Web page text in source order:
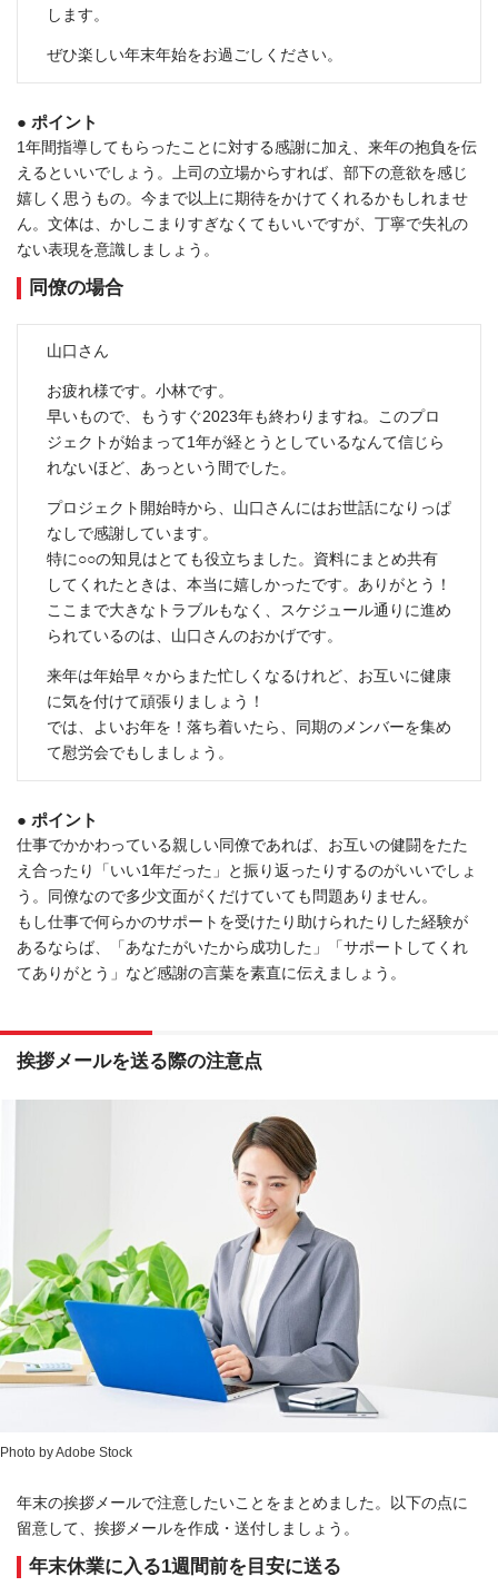
します。
ぜひ楽しい年末年始をお過ごしください。
● ポイント
1年間指導してもらったことに対する感謝に加え、来年の抱負を伝
えるといいでしょう。上司の立場からすれば、部下の意欲を感じ
嬉しく思うもの。今まで以上に期待をかけてくれるかもしれませ
ん。文体は、かしこまりすぎなくてもいいですが、丁寧で失礼の
ない表現を意識しましょう。
同僚の場合
山口さん
お疲れ様です。小林です。
早いもので、もうすぐ2023年も終わりますね。このプロ
ジェクトが始まって1年が経とうとしているなんて信じら
れないほど、あっという間でした。
プロジェクト開始時から、山口さんにはお世話になりっぱ
なしで感謝しています。
特に○○の知見はとても役立ちました。資料にまとめ共有
してくれたときは、本当に嬉しかったです。ありがとう！
ここまで大きなトラブルもなく、スケジュール通りに進め
られているのは、山口さんのおかげです。
来年は年始早々からまた忙しくなるけれど、お互いに健康
に気を付けて頑張りましょう！
では、よいお年を！落ち着いたら、同期のメンバーを集め
て慰労会でもしましょう。
● ポイント
仕事でかかわっている親しい同僚であれば、お互いの健闘をたた
え合ったり「いい1年だった」と振り返ったりするのがいいでしょ
う。同僚なので多少文面がくだけていても問題ありません。
もし仕事で何らかのサポートを受けたり助けられたりした経験が
あるならば、「あなたがいたから成功した」「サポートしてくれ
てありがとう」など感謝の言葉を素直に伝えましょう。
挨拶メールを送る際の注意点
Photo by Adobe Stock
年末の挨拶メールで注意したいことをまとめました。以下の点に
留意して、挨拶メールを作成・送付しましょう。
年末休業に入る1週間前を目安に送る